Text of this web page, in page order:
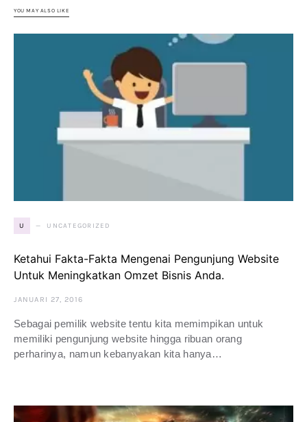
YOU MAY ALSO LIKE
U UNCATEGORIZED
Ketahui Fakta-Fakta Mengenai Pengunjung Website
Untuk Meningkatkan Omzet Bisnis Anda.
JANUARI 27, 2016
Sebagai pemilik website tentu kita memimpikan untuk
memiliki pengunjung website hingga ribuan orang
perharinya, namun kebanyakan kita hanya…